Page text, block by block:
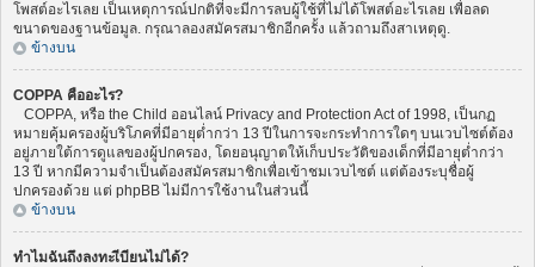
โพสต์อะไรเลย เป็นเหตุการณ์ปกติที่จะมีการลบผู้ใช้ที่ไม่ได้โพสต์อะไรเลย เพื่อลด
ขนาดของฐานข้อมูล. กรุณาลองสมัครสมาชิกอีกครั้ง แล้วถามถึงสาเหตุดู.
ข้างบน
COPPA คืออะไร?
COPPA, หรือ the Child ออนไลน์ Privacy and Protection Act of 1998, เป็นกฏ
หมายคุ้มครองผู้บริโภคที่มีอายุต่ำกว่า 13 ปีในการจะกระทำการใดๆ บนเวบไซต์ต้อง
อยู่ภายใต้การดูแลของผู้ปกครอง, โดยอนุญาตให้เก็บประวัติของเด็กที่มีอายุต่ำกว่า
13 ปี หากมีความจำเป็นต้องสมัครสมาชิกเพื่อเข้าชมเวบไซต์ แต่ต้องระบุชื่อผู้
ปกครองด้วย แต่ phpBB ไม่มีการใช้งานในส่วนนี้
ข้างบน
ทำไมฉันถึงลงทะเีบียนไม่ได้?